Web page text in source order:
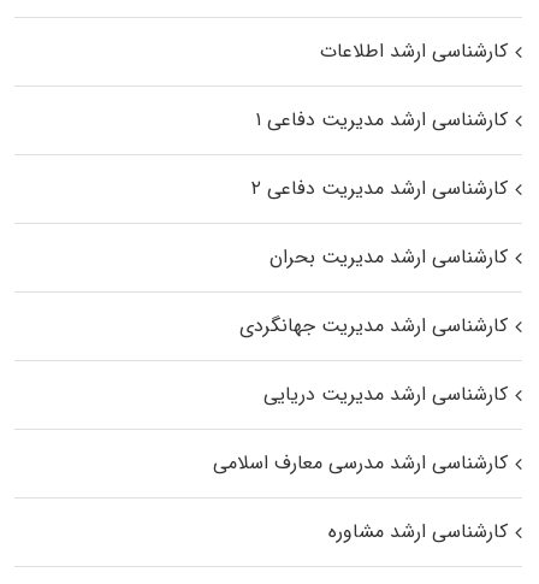
کارشناسی ارشد اطلاعات
کارشناسی ارشد مدیریت دفاعی ۱
کارشناسی ارشد مدیریت دفاعی ۲
کارشناسی ارشد مدیریت بحران
کارشناسی ارشد مدیریت جهانگردی
کارشناسی ارشد مدیریت دریایی
کارشناسی ارشد مدرسی معارف اسلامی
کارشناسی ارشد مشاوره